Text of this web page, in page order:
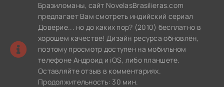
Бразиломаны, сайт NovelasBrasilieras.com
предлагает Вам смотреть индийский сериал
Доверие... но до каких пор? (2010) бесплатно в
хорошем качестве! Дизайн ресурса обновлён,
поэтому просмотр доступен на мобильном
телефоне Андроид и iOS, либо планшете.
Оставляйте отзыв в комментариях.
Продолжительность: 30 мин.